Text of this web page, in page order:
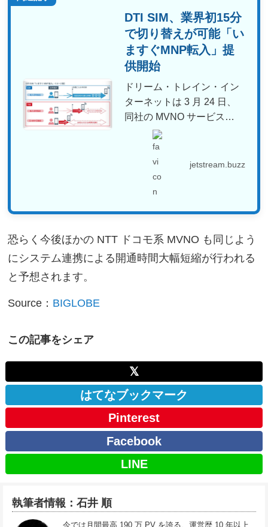
DTI SIM、業界初15分
で切り替えが可能「い
ますぐMNP転入」提
供開始
ドリーム・トレイン・イン
ターネットは 3 月 24 日、
同社の MVNO サービス
「DTI SIM」...
jetstream.buzz
恐らく今後ほかの NTT ドコモ系 MVNO も同じよう
にシステム連携による開通時間大幅短縮が行われる
と予想されます。
Source： BIGLOBE
この記事をシェア
𝕏
はてなブックマーク
Pinterest
Facebook
LINE
執筆者情報：石井 順
今では月間最高 190 万 PV を誇る、運営歴 10 年以上